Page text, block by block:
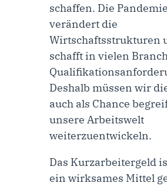
schaffen. Die Pandemie
verändert die
Wirtschaftsstrukturen
schafft in vielen
Deshalb müssen wir
auch als Chance
unsere Arbeitswelt
weiterzuentwickeln.
Das Kurzarbeitergeld
ein wirksames Mittel